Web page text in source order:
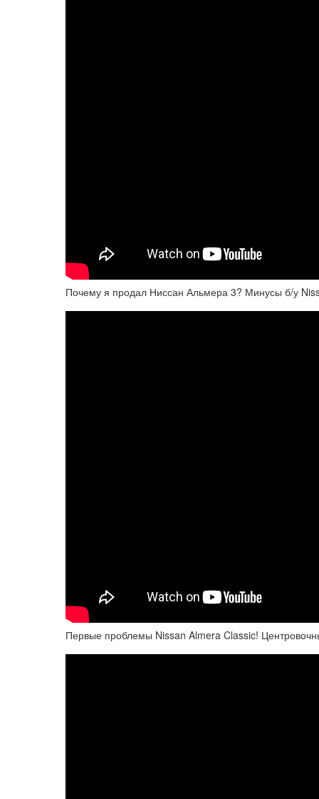
Почему я продал Ниссан Альмера 3? Минусы б/у
Первые проблемы Nissan Almera Classic!